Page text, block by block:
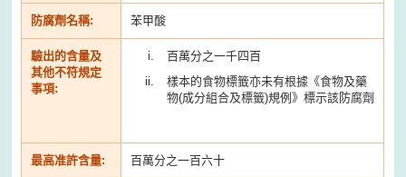
防腐劑名稱: 苯甲酸
驗出的含量及
其他不符規定
事項:
百萬分之一千四百
樣本的食物標籤亦未有根據《食物及藥
物(成分組合及標籤)規例》標示該防腐劑
最高准許含量: 百萬分之一百六十